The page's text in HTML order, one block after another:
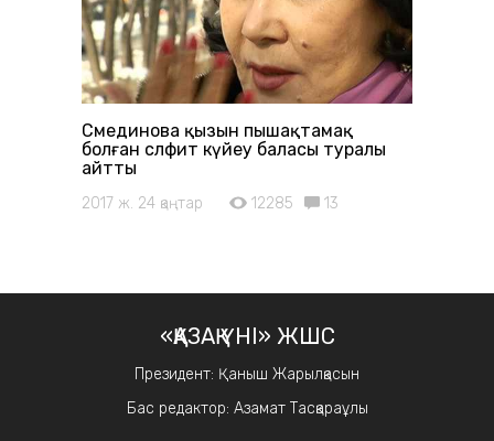
Сәмединова қызын пышақтамақ
болған сәләфит күйеу баласы туралы
айтты
2017 ж. 24 қаңтар 12285 13
«ҚАЗАҚ ҮНІ» ЖШС
Президент: Қаныш Жарылқасын
Бас редактор: Азамат Тасқараұлы